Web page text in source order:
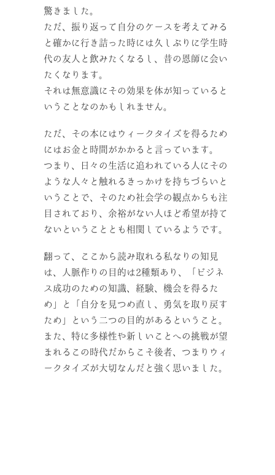
驚きました。
ただ、振り返って自分のケースを考えてみる
と確かに行き詰った時には久しぶりに学生時
代の友人と飲みたくなるし、昔の恩師に会い
たくなります。
それは無意識にその効果を体が知っていると
いうことなのかもしれません。
ただ、その本にはウィークタイズを得るため
にはお金と時間がかかると言っています。
つまり、日々の生活に追われている人にその
ような人々と触れるきっかけを持ちづらいと
いうことで、そのため社会学の観点からも注
目されており、余裕がない人ほど希望が持て
ないということとも相関しているようです。
翻って、ここから読み取れる私なりの知見
は、人脈作りの目的は2種類あり、「ビジネ
ス成功のための知識、経験、機会を得るた
め」と「自分を見つめ直し、勇気を取り戻す
ため」という二つの目的があるということ。
また、特に多様性や新しいことへの挑戦が望
まれるこの時代だからこそ後者、つまりウィ
ークタイズが大切なんだと強く思いました。